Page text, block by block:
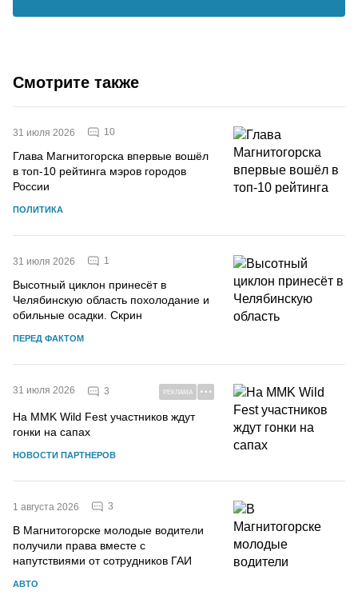
Смотрите также
31 июля 2026 10
Глава Магнитогорска впервые вошёл
в топ-10 рейтинга мэров городов
России
ПОЛИТИКА
31 июля 2026 1
Высотный циклон принесёт в
Челябинскую область похолодание и
обильные осадки. Скрин
ПЕРЕД ФАКТОМ
31 июля 2026 3 РЕКЛАМА
На MMK Wild Fest участников ждут
гонки на сапах
НОВОСТИ ПАРТНЕРОВ
1 августа 2026 3
В Магнитогорске молодые водители
получили права вместе с
напутствиями от сотрудников ГАИ
АВТО